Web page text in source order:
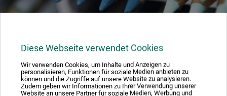
Diese Webseite verwendet Cookies
Wir verwenden Cookies, um Inhalte und Anzeigen zu
personalisieren, Funktionen für soziale Medien anbieten zu
können und die Zugriffe auf unsere Website zu analysieren.
Zudem geben wir Informationen zu Ihrer Verwendung unserer
Website an unsere Partner für soziale Medien, Werbung und
kundekontrakter efter fælles aftale. Derudover er vi ikke
forpligtede til at deltage i en forligsprocedure og kan desværre